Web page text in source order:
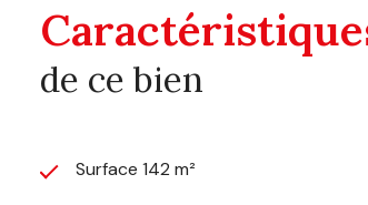
de ce bien
Surface 142 m²